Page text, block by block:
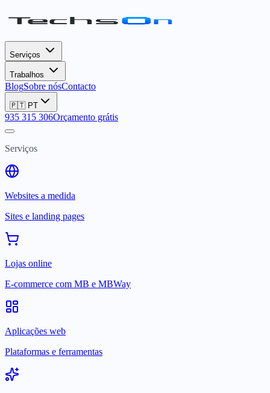
Serviços
Trabalhos
BlogSobre nósContacto
🇵🇹 PT
935 315 306Orçamento grátis
Serviços
Websites a medida
Sites e landing pages
Lojas online
E-commerce com MB e MBWay
Aplicações web
Plataformas e ferramentas